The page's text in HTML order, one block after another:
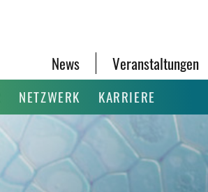
News Veranstaltungen
NETZWERK KARRIERE